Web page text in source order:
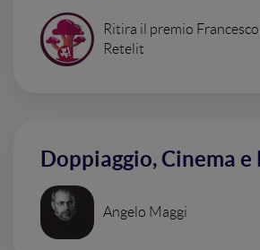
Ritira il premio
Retelit
Doppiaggio, Cinema
Angelo Maggi